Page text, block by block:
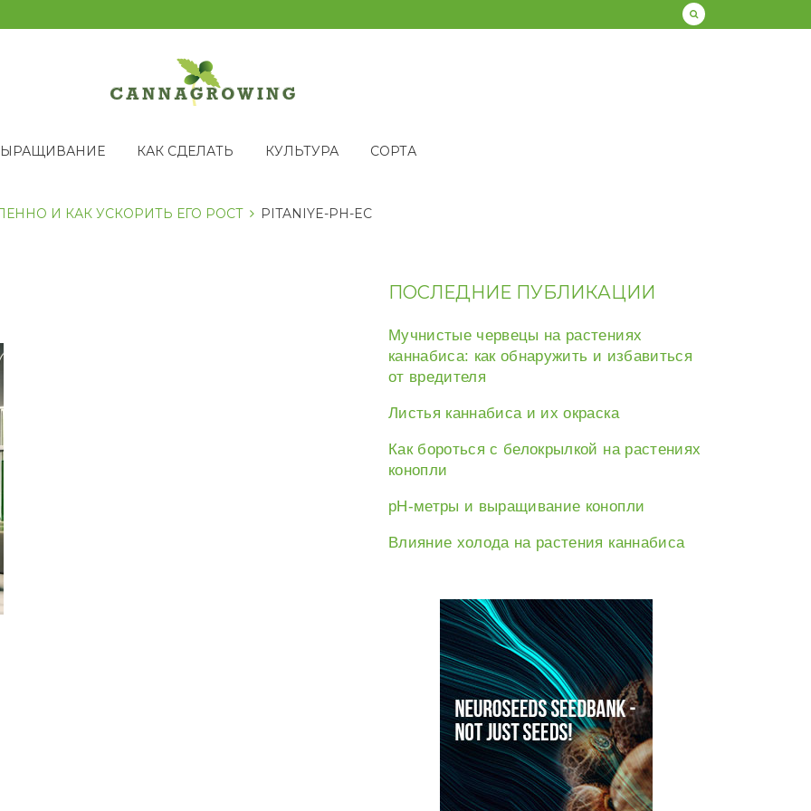
КАК СДЕЛАТЬ КУЛЬТУРА СОРТА
И КАК УСКОРИТЬ ЕГО РОСТ PITANIYE-PH-EC
ПОСЛЕДНИЕ ПУБЛИКАЦИИ
Мучнистые червецы на растениях
каннабиса: как обнаружить и избавиться
от вредителя
Листья каннабиса и их окраска
Как бороться с белокрылкой на растениях
конопли
рН-метры и выращивание конопли
Влияние холода на растения каннабиса